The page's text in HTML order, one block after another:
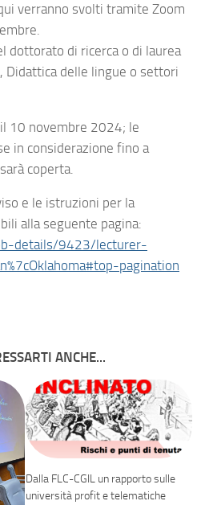
verranno svolti tramite Zoom
dottorato di ricerca o di laurea
Didattica delle lingue o settori
10 novembre 2024; le
in considerazione fino a
coperta.
e le istruzioni per la
alla seguente pagina:
details/9423/lecturer-
pagination
ANCHE...
Dalla FLC-CGIL un rapporto sulle
università profit e telematiche